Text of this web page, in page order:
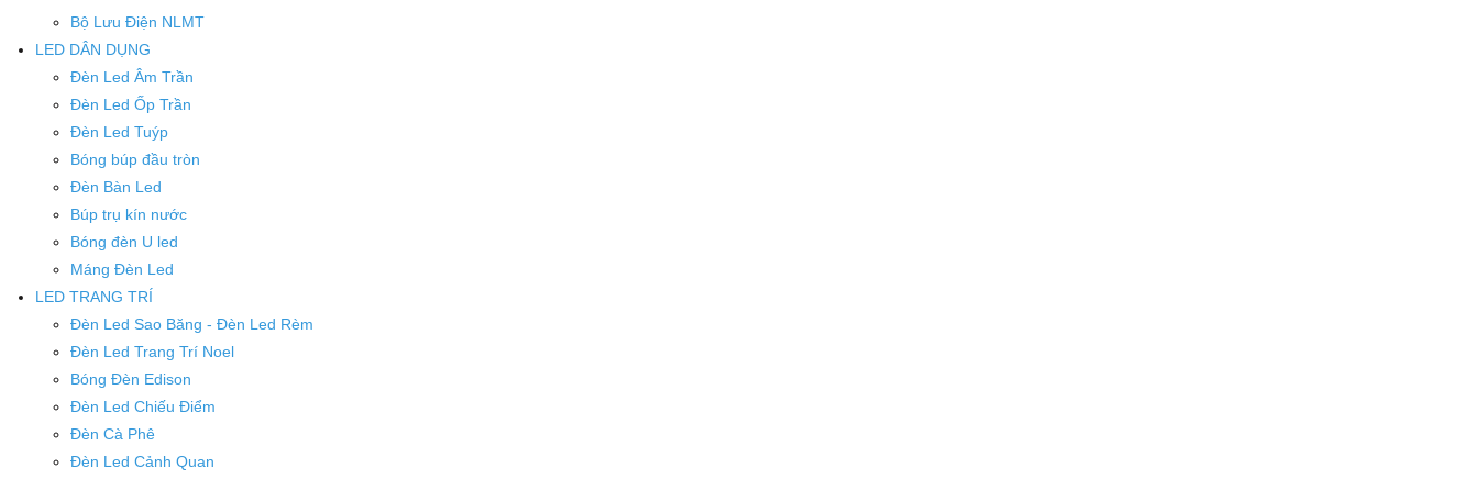
Bộ Lưu Điện NLMT
LED DÂN DỤNG
Đèn Led Âm Trần
Đèn Led Ốp Trần
Đèn Led Tuýp
Bóng búp đầu tròn
Đèn Bàn Led
Búp trụ kín nước
Bóng đèn U led
Máng Đèn Led
LED TRANG TRÍ
Đèn Led Sao Băng - Đèn Led Rèm
Đèn Led Trang Trí Noel
Bóng Đèn Edison
Đèn Led Chiếu Điểm
Đèn Cà Phê
Đèn Led Cảnh Quan